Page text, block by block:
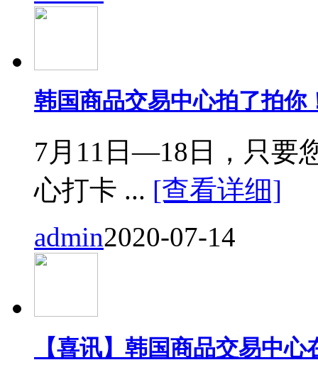
韩国商品交易中心拍了拍你
7月11日—18日，只要
心打卡 ... [查看详细]
admin2020-07-14
【喜讯】韩国商品交易中